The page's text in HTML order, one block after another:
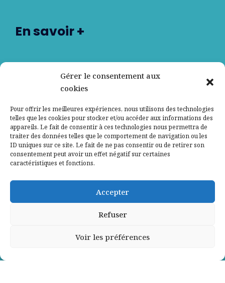
Gérer le consentement aux
cookies
Pour offrir les meilleures expériences, nous utilisons des technologies
telles que les cookies pour stocker et/ou accéder aux informations des
appareils. Le fait de consentir à ces technologies nous permettra de
traiter des données telles que le comportement de navigation ou les
ID uniques sur ce site. Le fait de ne pas consentir ou de retirer son
consentement peut avoir un effet négatif sur certaines
caractéristiques et fonctions.
Accepter
Refuser
Voir les préférences
En savoir +
Nos partenaires
Contactez-nous
Mentions légales